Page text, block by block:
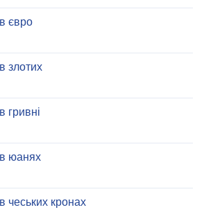
євро
злотих
гривні
юанях
чеських кронах